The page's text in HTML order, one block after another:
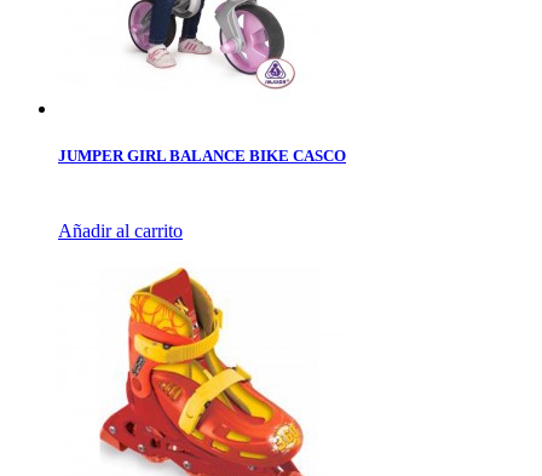
JUMPER GIRL BALANCE BIKE CASCO
Añadir al carrito